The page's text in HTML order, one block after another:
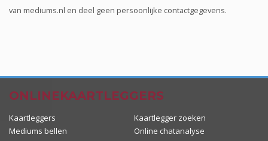
van mediums.nl en deel geen persoonlijke contactgegevens.
ONLINEKAARTLEGGERS
Kaartleggers
Kaartlegger zoeken
Mediums bellen
Online chatanalyse